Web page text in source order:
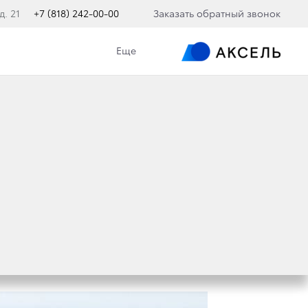
21 +7 (818) 242-00-00 Заказать обратный звонок
Еще